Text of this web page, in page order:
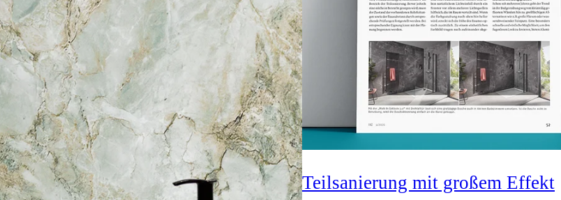
Teilsanierung mit großem Effekt